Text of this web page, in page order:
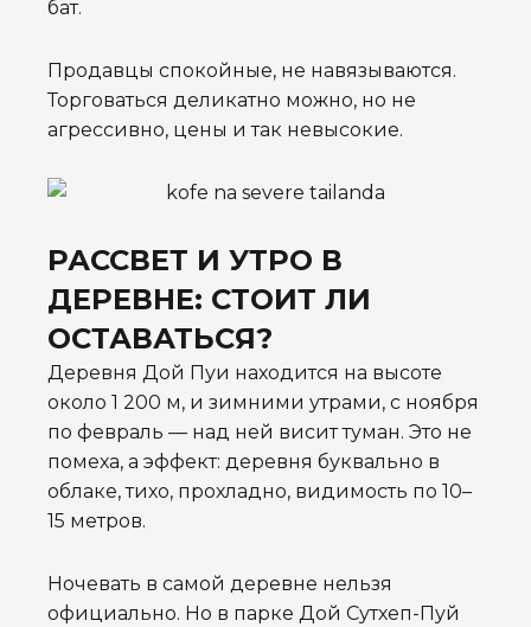
бат.
Продавцы спокойные, не навязываются.
Торговаться деликатно можно, но не
агрессивно, цены и так невысокие.
РАССВЕТ И УТРО В
ДЕРЕВНЕ: СТОИТ ЛИ
ОСТАВАТЬСЯ?
Деревня Дой Пуи находится на высоте
около 1 200 м, и зимними утрами, с ноября
по февраль — над ней висит туман. Это не
помеха, а эффект: деревня буквально в
облаке, тихо, прохладно, видимость по 10–
15 метров.
Ночевать в самой деревне нельзя
официально. Но в парке Дой Сутхеп-Пуй